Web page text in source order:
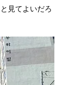
見てよいだろ